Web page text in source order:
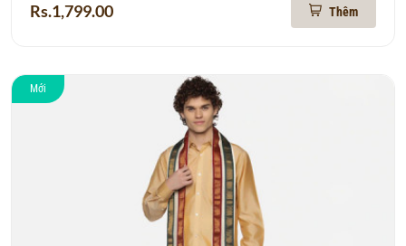
Rs.1,799.00 Thêm
Mới